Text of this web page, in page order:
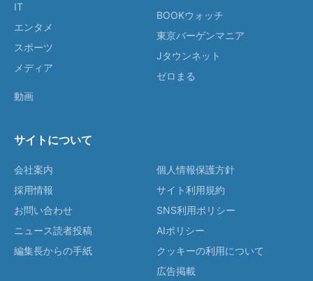
IT
エンタメ
スポーツ
メディア
動画
BOOKウォッチ
東京バーゲンマニア
Jタウンネット
ゼロまる
サイトについて
会社案内
採用情報
お問い合わせ
ニュース読者投稿
編集長からの手紙
個人情報保護方針
サイト利用規約
SNS利用ポリシー
AIポリシー
クッキーの利用について
広告掲載